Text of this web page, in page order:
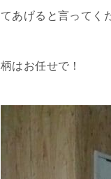
てあげると言ってく
柄はお任せで！